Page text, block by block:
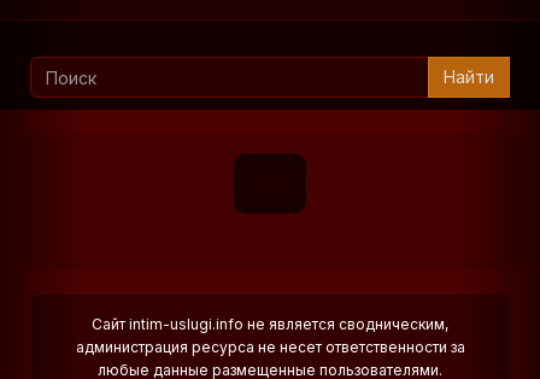
Найти
Сайт intim-uslugi.info не является сводническим,
администрация ресурса не несет ответственности за
любые данные размещенные пользователями.